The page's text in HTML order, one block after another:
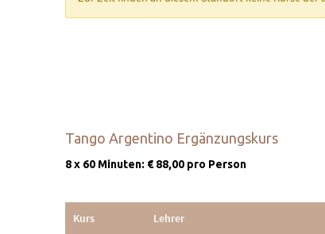
Tango Argentino Ergänzungskurs
8 x 60 Minuten: € 88,00 pro Person